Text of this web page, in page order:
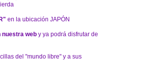
en la ubicación JAPÓN
nuestra web y ya podrá disfrutar de
del "mundo libre" y a sus